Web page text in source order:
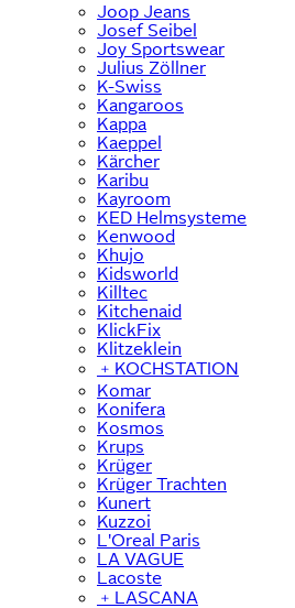
Joop Jeans
Josef Seibel
Joy Sportswear
Julius Zöllner
K-Swiss
Kangaroos
Kappa
Kaeppel
Kärcher
Karibu
Kayroom
KED Helmsysteme
Kenwood
Khujo
Kidsworld
Killtec
Kitchenaid
KlickFix
Klitzeklein
﹢ KOCHSTATION
Komar
Konifera
Kosmos
Krups
Krüger
Krüger Trachten
Kunert
Kuzzoi
L'Oreal Paris
LA VAGUE
Lacoste
﹢ LASCANA